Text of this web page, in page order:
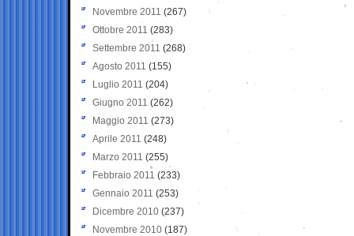
Novembre 2011 (267)
Ottobre 2011 (283)
Settembre 2011 (268)
Agosto 2011 (155)
Luglio 2011 (204)
Giugno 2011 (262)
Maggio 2011 (273)
Aprile 2011 (248)
Marzo 2011 (255)
Febbraio 2011 (233)
Gennaio 2011 (253)
Dicembre 2010 (237)
Novembre 2010 (187)